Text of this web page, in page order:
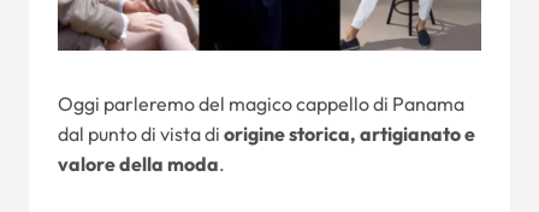
Oggi parleremo del magico cappello di Panama
dal punto di vista di origine storica, artigianato e
valore della moda.